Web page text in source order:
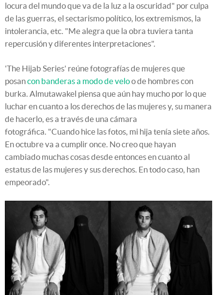
locura del mundo que va de la luz a la oscuridad" por culpa
de las guerras, el sectarismo político, los extremismos, la
intolerancia, etc. "Me alegra que la obra tuviera tanta
repercusión y diferentes interpretaciones".
'The Hijab Series' reúne fotografías de mujeres que
posancon banderas a modo de veloo de hombres con
burka. Almutawakel piensa que aún hay mucho por lo que
luchar en cuanto a los derechos de las mujeres y, su manera
de hacerlo, es a través de una cámara
fotográfica. "Cuando hice las fotos, mi hija tenía siete años.
En octubre va a cumplir once. No creo que hayan
cambiado muchas cosas desde entonces en cuanto al
estatus de las mujeres y sus derechos. En todo caso, han
empeorado".